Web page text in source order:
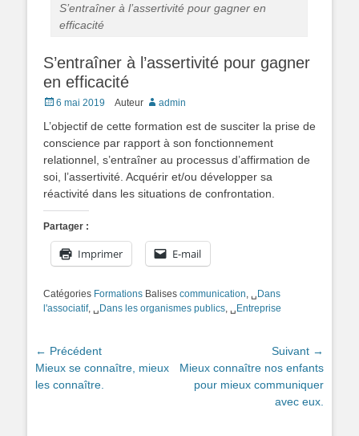
S’entraîner à l’assertivité pour gagner en
efficacité
S’entraîner à l’assertivité pour gagner
en efficacité
Posté6 mai 2019 Auteur admin
L’objectif de cette formation est de susciter la prise de
conscience par rapport à son fonctionnement
relationnel, s’entraîner au processus d’affirmation de
soi, l’assertivité. Acquérir et/ou développer sa
réactivité dans les situations de confrontation.
Partager :
Imprimer E-mail
Catégories Formations Balises communication , ␣Dans
l'associatif, ␣Dans les organismes publics , ␣Entreprise
Navigation
de
l’article
← Précédent
Article
précédent :
Mieux se connaître, mieux
les connaître.
Suivant →
Article
suivant :
Mieux connaître nos enfants
pour mieux communiquer
avec eux.